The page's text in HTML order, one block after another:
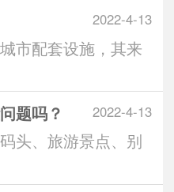
2022-4-13
市配套设施，其来
2022-4-13
题吗？
头、旅游景点、别